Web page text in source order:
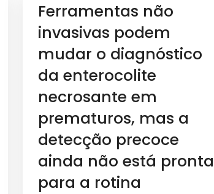
Ferramentas não
invasivas podem
mudar o diagnóstico
da enterocolite
necrosante em
prematuros, mas a
detecção precoce
ainda não está pronta
para a rotina